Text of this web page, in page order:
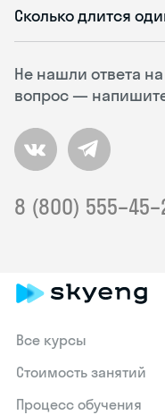
Не нашли ответа
вопрос —
8 (800)
Сколько длится
Все курсы
Стоимость занятий
Процесс обучения